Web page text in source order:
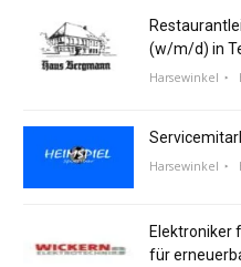
(w/m/d) in
Harsewinkel
Harsewinkel
Elektroniker
für